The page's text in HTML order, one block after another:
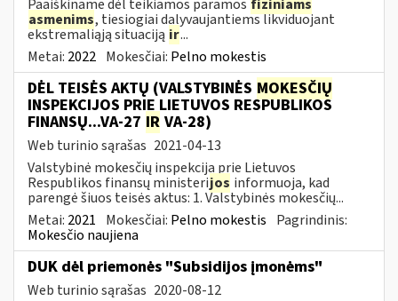
Paaiškiname dėl teikiamos paramos fiziniams
asmenims, tiesiogiai dalyvaujantiems likviduojant
ekstremaliąją situaciją ir...
Metai: 2022 Mokesčiai: Pelno mokestis
DĖL TEISĖS AKTŲ (VALSTYBINĖS MOKESČIŲ
INSPEKCIJOS PRIE LIETUVOS RESPUBLIKOS
FINANSŲ...VA-27 IR VA-28)
Web turinio sąrašas 2021-04-13
Valstybinė mokesčių inspekcija prie Lietuvos
Respublikos finansų ministerijos informuoja, kad
parengė šiuos teisės aktus: 1. Valstybinės mokesčių...
Metai: 2021 Mokesčiai: Pelno mokestis Pagrindinis:
Mokesčio naujiena
DUK dėl priemonės "Subsidijos įmonėms"
Web turinio sąrašas 2020-08-12